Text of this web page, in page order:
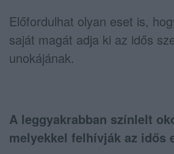
Előfordulhat olyan eset is,
saját magát adja ki az idős
unokájának.
A leggyakrabban színlelt
melyekkel felhívják az idős